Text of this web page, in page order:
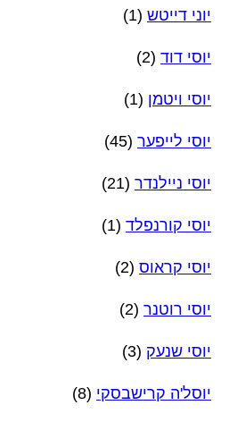
יוני דייטש (1)
יוסי דוד (2)
יוסי ויטמן (1)
יוסי לייפער (45)
יוסי ניילנדר (21)
יוסי קורנפלד (1)
יוסי קראוס (2)
יוסי רוטנר (2)
יוסי שנעק (3)
יוסל'ה קרישבסקי (8)